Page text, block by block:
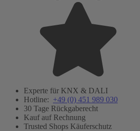
Experte für KNX & DALI
Hotline: +49 (0) 451 989 030
30 Tage Rückgaberecht
Kauf auf Rechnung
Trusted Shops Käuferschutz